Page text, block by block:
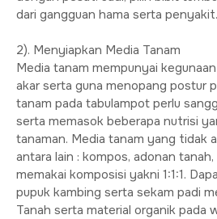
dari gangguan hama serta penyakit.
2). Menyiapkan Media Tanam
Media tanam mempunyai
akar serta guna menopang postur
tanam pada tabulampot perlu
serta memasok beberapa nutrisi
tanaman. Media tanam yang tidak
antara lain : kompos, adonan
memakai komposisi yakni 1:1:1.
pupuk kambing serta sekam padi
Tanah serta material organik pada